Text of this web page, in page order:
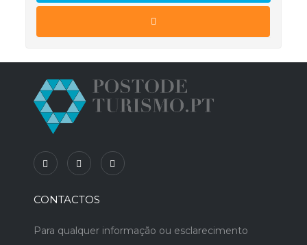
CONTACTOS
Para qualquer informação ou esclarecimento